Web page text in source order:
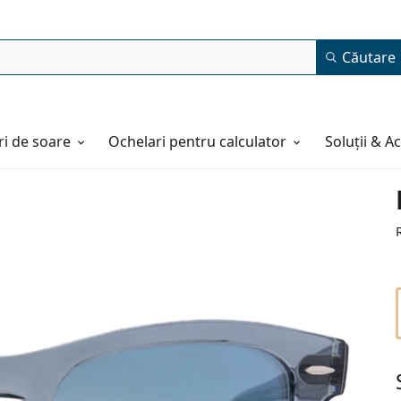
Căutare
de soare Ochelari pentru calculator Soluții &